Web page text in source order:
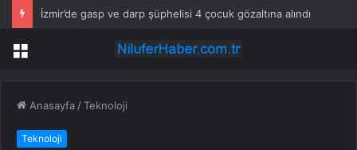
İzmir’de gasp ve darp şüphelisi 4 çocuk gözaltına alındı
Menü
Anasayfa /Teknoloji
Teknoloji